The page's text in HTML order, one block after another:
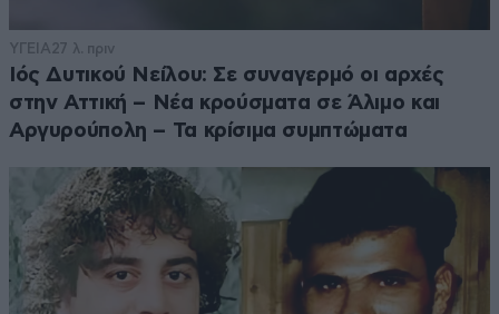
ΥΓΕΙΑ 27 λ. πριν
Ιός Δυτικού Νείλου: Σε συναγερμό οι αρχές
στην Αττική – Νέα κρούσματα σε Άλιμο και
Αργυρούπολη – Τα κρίσιμα συμπτώματα